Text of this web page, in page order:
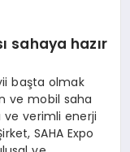
sahaya hazır
başta olmak
ve mobil saha
ve verimli enerji
SAHA Expo